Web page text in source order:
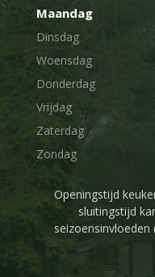
Maandag
Dinsdag
Woensdag
Donderdag
Vrijdag
Zaterdag
Zondag
Openingstijd
sluitingstijd